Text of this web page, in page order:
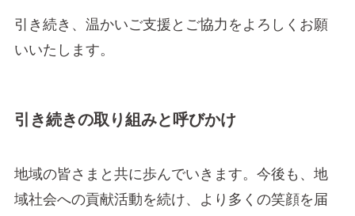
引き続き、温かいご支援とご協力をよろしくお願
いいたします。
引き続きの取り組みと呼びかけ
地域の皆さまと共に歩んでいきます。今後も、地
域社会への貢献活動を続け、より多くの笑顔を届